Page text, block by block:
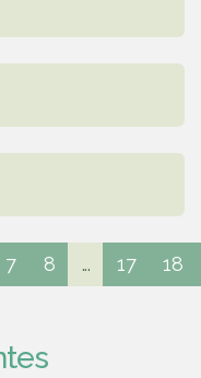
7 8 ... 17 18